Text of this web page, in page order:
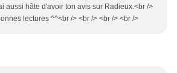
aussi hâte d'avoir ton avis sur Radieux.<br />
lectures ^^<br /> <br /> <br /> <br />